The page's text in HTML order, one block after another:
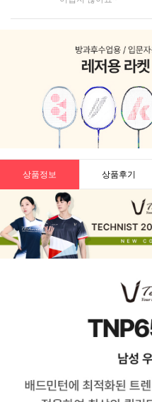
상품정보 상품후기